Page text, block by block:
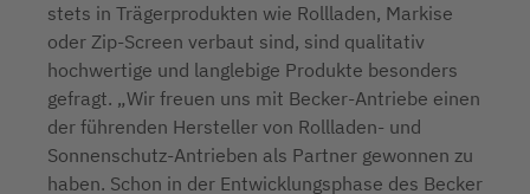
stets in Trägerprodukten wie Rollladen, Markise
oder Zip-Screen verbaut sind, sind qualitativ
hochwertige und langlebige Produkte besonders
gefragt. „Wir freuen uns mit Becker-Antriebe einen
der führenden Hersteller von Rollladen- und
Sonnenschutz-Antrieben als Partner gewonnen zu
haben. Schon in der Entwicklungsphase des Becker